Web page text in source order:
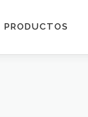
PRODUCTOS